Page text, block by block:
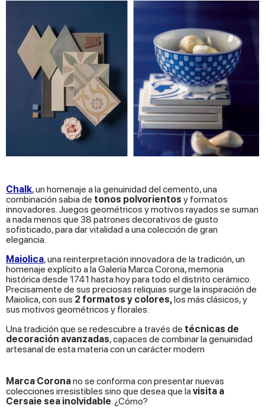
Chalk, un homenaje a la genuinidad del cemento, una
combinación sabia de tonos polvorientos y formatos
innovadores. Juegos geométricos y motivos rayados se suman
a nada menos que 38 patrones decorativos de gusto
sofisticado, para dar vitalidad a una colección de gran
elegancia.
Maiolica, una reinterpretación innovadora de la tradición, un
homenaje explícito a la Galería Marca Corona, memoria
histórica desde 1741 hasta hoy para todo el distrito cerámico.
Precisamente de sus preciosas reliquias surge la inspiración de
Maiolica, con sus 2 formatos y colores,los más clásicos, y
sus motivos geométricos y florales.
Una tradición que se redescubre a través de técnicas de
decoración avanzadas, capaces de combinar la genuinidad
artesanal de esta materia con un carácter modern
Marca Coronano se conforma con presentar nuevas
colecciones irresistibles sino que desea que la visita a
Cersaie sea inolvidable. ¿Cómo?